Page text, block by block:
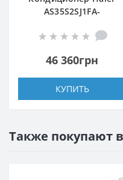
AS35S2SJ1FA-
46 360грн
КУПИТЬ
Также покупают